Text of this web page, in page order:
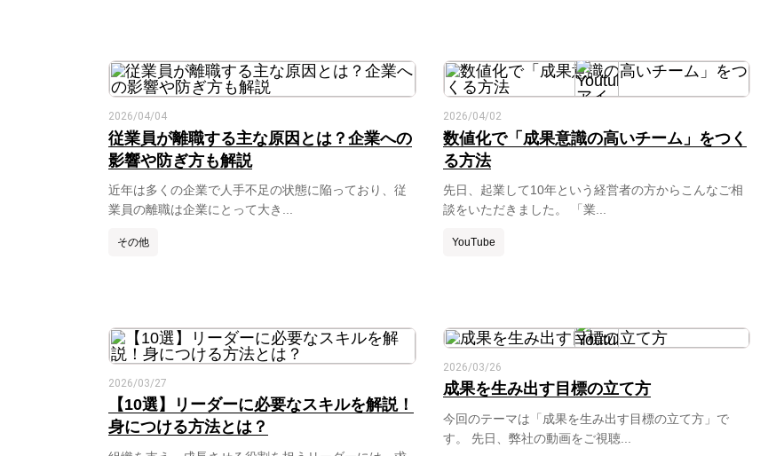
2026/04/04
従業員が離職する主な原因とは？企業への
影響や防ぎ方も解説
近年は多くの企業で人手不足の状態に陥っており、従
業員の離職は企業にとって大き...
その他
2026/04/02
数値化で「成果意識の高いチーム」をつく
る方法
先日、起業して10年という経営者の方からこんなご相
談をいただきました。 「業...
YouTube
2026/03/27
【10選】リーダーに必要なスキルを解説！
身につける方法とは？
2026/03/26
成果を生み出す目標の立て方
今回のテーマは「成果を生み出す目標の立て方」で
す。 先日、弊社の動画をご視聴...